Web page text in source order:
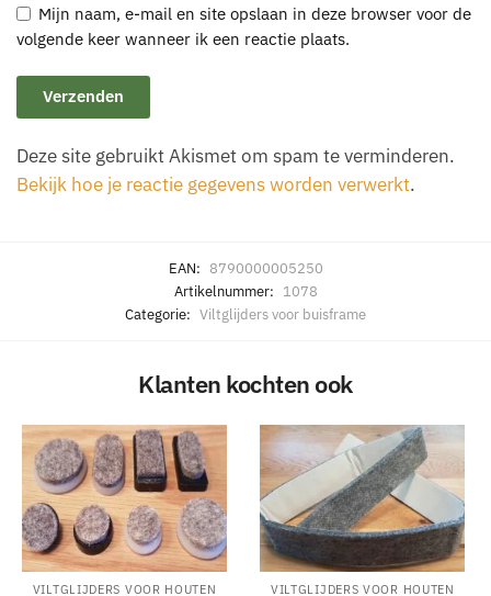
Mijn naam, e-mail en site opslaan in deze browser voor de
volgende keer wanneer ik een reactie plaats.
Deze site gebruikt Akismet om spam te verminderen.
Bekijk hoe je reactie gegevens worden verwerkt.
EAN: 8790000005250
Artikelnummer: 1078
Categorie: Viltglijders voor buisframe
Klanten kochten ook
VILTGLIJDERS VOOR HOUTEN VILTGLIJDERS VOOR HOUTEN